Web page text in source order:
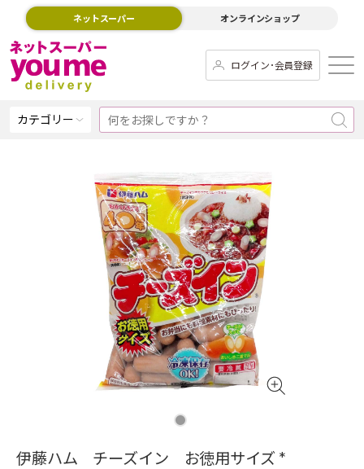
ネットスーパー オンラインショップ
ログイン･会員登録
カテゴリー
伊藤ハム チーズイン お徳用サイズ *